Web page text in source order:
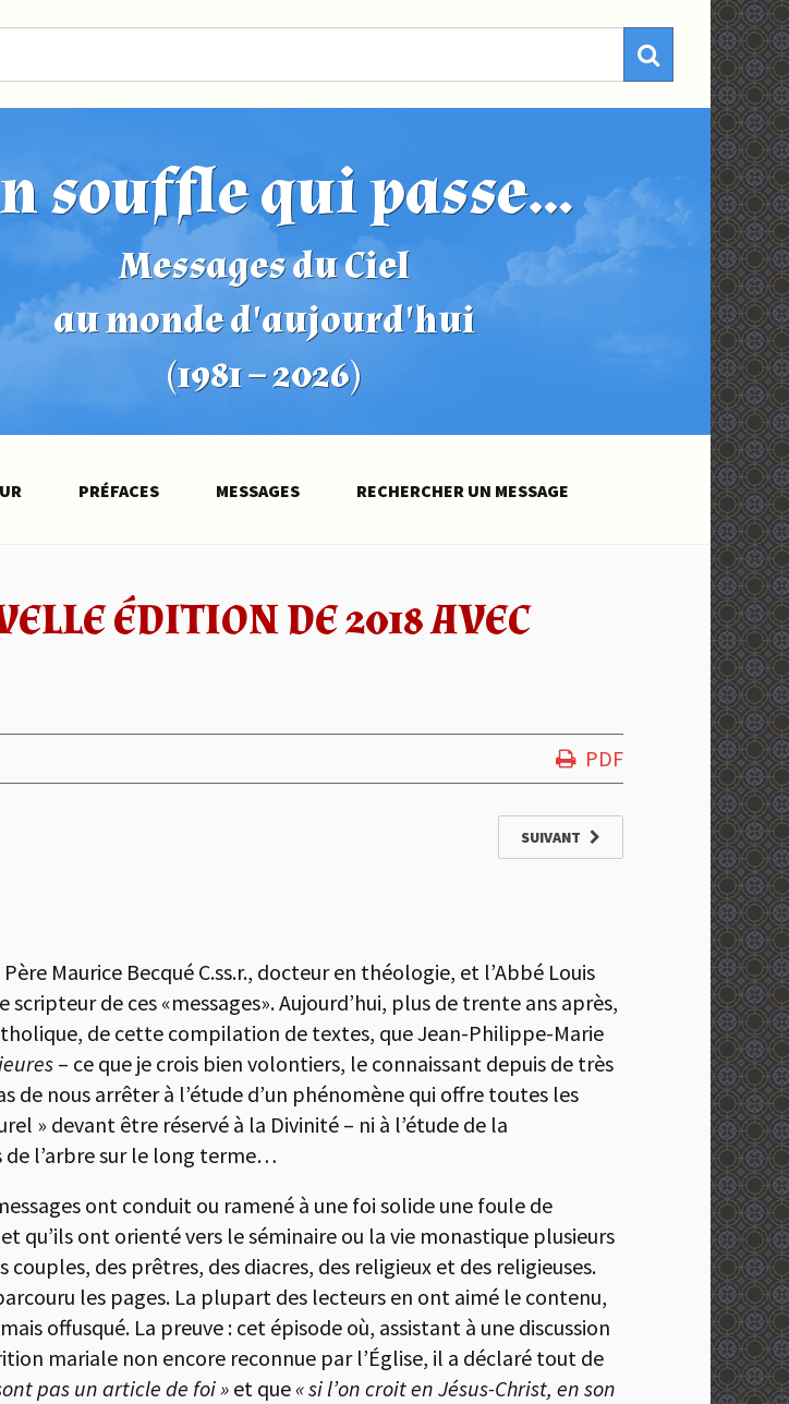
souffle qui passe...
Messages du Ciel
au monde d'aujourd'hui
(1981 – 2026)
PRÉFACES MESSAGES RECHERCHER UN MESSAGE
ÉDITION DE 2018 AVEC
PDF
SUIVANT
Maurice Becqué C.ss.r., docteur en théologie, et l’Abbé Louis
de ces «messages». Aujourd’hui, plus de trente ans après,
de cette compilation de textes, que Jean-Philippe-Marie
– ce que je crois bien volontiers, le connaissant depuis de très
de nous arrêter à l’étude d’un phénomène qui offre toutes les
» devant être réservé à la Divinité – ni à l’étude de la
l’arbre sur le long terme…
ont conduit ou ramené à une foi solide une foule de
qu’ils ont orienté vers le séminaire ou la vie monastique plusieurs
des prêtres, des diacres, des religieux et des religieuses.
les pages. La plupart des lecteurs en ont aimé le contenu,
offusqué. La preuve : cet épisode où, assistant à une discussion
mariale non encore reconnue par l’Église, il a déclaré tout de
pas un article de foi » et que« si l’on croit en Jésus-Christ, en son